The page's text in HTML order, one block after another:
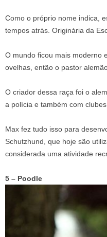
Como o próprio nome indica,
tempos atrás. Originária da
O mundo ficou mais moderno
ovelhas, então o pastor
O criador dessa raça foi o
a polícia e também com clubes
Max fez tudo isso para
Schutzhund, que hoje são
considerada uma atividade
5 – Poodle